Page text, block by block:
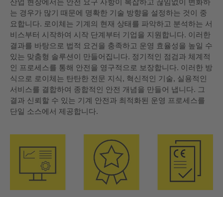
는 경우가 많기 때문에 명확한 기술 방향을 설정하는 것이 중
요합니다. 로이체는 기계의 현재 상태를 파악하고 분석하는 서
비스부터 시작하여 시작 단계부터 기업을 지원합니다. 이러한
결과를 바탕으로 법적 요건을 충족하고 운영 효율성을 높일 수
있는 맞춤형 솔루션이 만들어집니다. 정기적인 점검과 체계적
인 프로세스를 통해 안전을 영구적으로 보장합니다. 이러한 방
식으로 로이체는 탄탄한 전문 지식, 혁신적인 기술, 실용적인
서비스를 결합하여 종합적인 안전 개념을 만들어 냅니다. 그
결과 신뢰할 수 있는 기계 안전과 최적화된 운영 프로세스를
단일 소스에서 제공합니다.